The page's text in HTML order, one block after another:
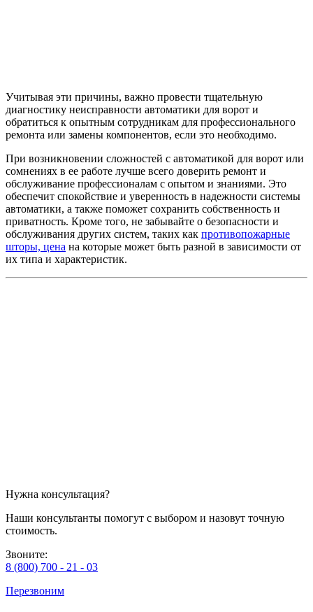
Учитывая эти причины, важно провести тщательную
диагностику неисправности автоматики для ворот и
обратиться к опытным сотрудникам для профессионального
ремонта или замены компонентов, если это необходимо.
При возникновении сложностей с автоматикой для ворот или
сомнениях в ее работе лучше всего доверить ремонт и
обслуживание профессионалам с опытом и знаниями. Это
обеспечит спокойствие и уверенность в надежности системы
автоматики, а также поможет сохранить собственность и
приватность. Кроме того, не забывайте о безопасности и
обслуживания других систем, таких как противопожарные
шторы, цена на которые может быть разной в зависимости от
их типа и характеристик.
Нужна консультация?
Наши консультанты помогут с выбором и назовут точную
стоимость.
Звоните:
8 (800) 700 - 21 - 03
Перезвоним